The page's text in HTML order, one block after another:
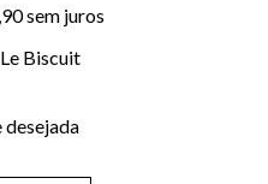
sem juros
Le Biscuit
desejada